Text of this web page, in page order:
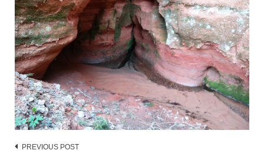
Post
PREVIOUS POST